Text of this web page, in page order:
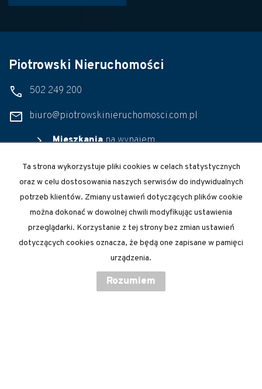
Piotrowski Nieruchomości
phone 502 249 200
mail biuro@piotrowskinieruchomosci.com.pl
chevron_right Mieszkaniana wynajem
chevron_right Działkina wynajem
chevron_right Lokalena wynajem
chevron_right Halena wynajem
chevron_right Obiektyna wynajem
chevron_right Mieszkania na sprzedaż
chevron_right
na sprzedaż
na sprzedaż
na sprzedaż
Ta strona wykorzystuje pliki cookies w celach statystycznych
oraz w celu dostosowania naszych serwisów do indywidualnych
potrzeb klientów. Zmiany ustawień dotyczących plików cookie
można dokonać w dowolnej chwili modyfikując ustawienia
przeglądarki. Korzystanie z tej strony bez zmian ustawień
dotyczących cookies oznacza, że będą one zapisane w pamięci
urządzenia.
Rozumiem